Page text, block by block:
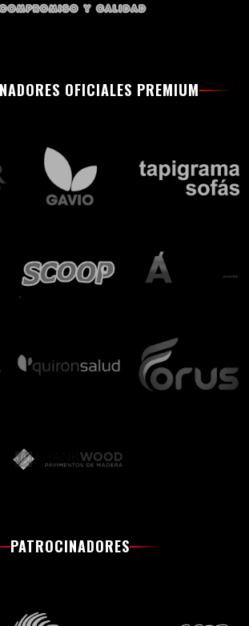
OFICIALES PREMIUM
PATROCINADORES